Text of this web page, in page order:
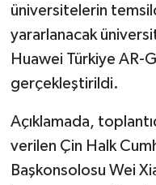
üniversitelerin
yararlanacak
Huawei Türkiye AR-
gerçekleştirildi.
Açıklamada,
verilen Çin Halk
Başkonsolosu Wei